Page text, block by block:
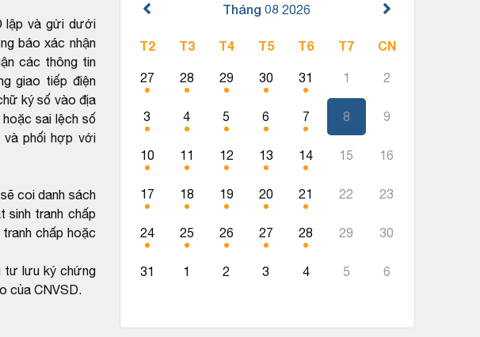
lập và gửi dưới
báo xác nhận
các thông tin
giao tiếp điện
ký số vào địa
sai lệch số
và phối hợp với
coi danh sách
sinh tranh chấp
chấp hoặc
tư lưu ký chứng
của CNVSD.
Tháng 08 2026
T2 T3 T4 T5 T6 T7 CN
27 28 29 30 31 1 2
3 4 5 6 7 8 9
10 11 12 13 14 15 16
17 18 19 20 21 22 23
24 25 26 27 28 29 30
31 1 2 3 4 5 6